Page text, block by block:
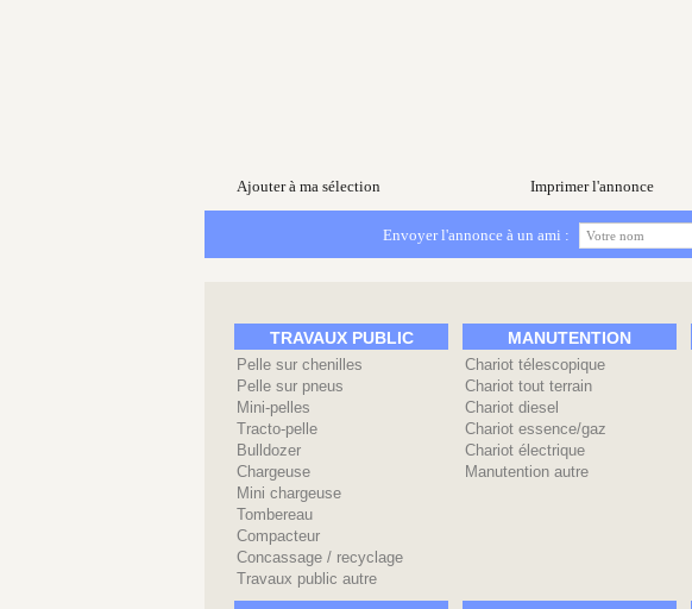
Ajouter à ma sélection Imprimer l'annonce
Envoyer l'annonce à un ami :
TRAVAUX PUBLIC
Pelle sur chenilles
Pelle sur pneus
Mini-pelles
Tracto-pelle
Bulldozer
Chargeuse
Mini chargeuse
Tombereau
Compacteur
Concassage / recyclage
Travaux public autre
MANUTENTION
Chariot télescopique
Chariot tout terrain
Chariot diesel
Chariot essence/gaz
Chariot électrique
Manutention autre